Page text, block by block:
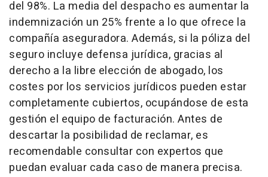
del 98%. La media del despacho es aumentar la
indemnización un 25% frente a lo que ofrece la
compañía aseguradora. Además, si la póliza del
seguro incluye defensa jurídica, gracias al
derecho a la libre elección de abogado, los
costes por los servicios jurídicos pueden estar
completamente cubiertos, ocupándose de esta
gestión el equipo de facturación. Antes de
descartar la posibilidad de reclamar, es
recomendable consultar con expertos que
puedan evaluar cada caso de manera precisa.